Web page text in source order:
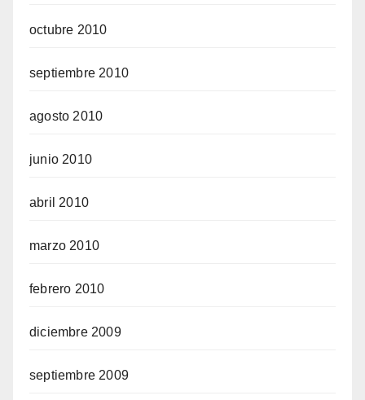
octubre 2010
septiembre 2010
agosto 2010
junio 2010
abril 2010
marzo 2010
febrero 2010
diciembre 2009
septiembre 2009